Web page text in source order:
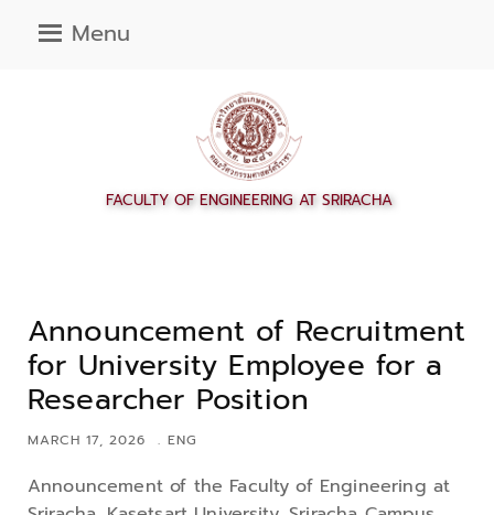
Menu
Announcement of Recruitment
for University Employee for a
Researcher Position
MARCH 17, 2026 ENG
Announcement of the Faculty of Engineering at